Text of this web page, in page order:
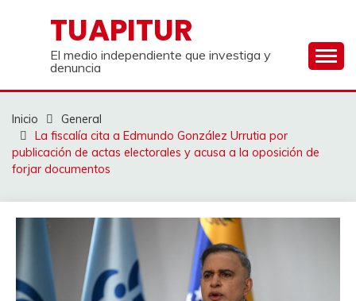
contenidoTUAPITUR
El medio independiente que investiga y
denuncia
Inicio
General
La fiscalía cita a Edmundo González Urrutia por
publicación de actas electorales y acusa a la oposición de
forjar documentos